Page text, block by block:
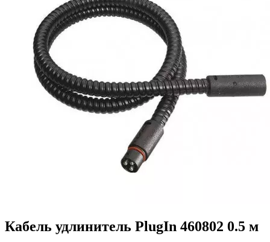
Кабель удлинитель PlugIn 460802 0.5 м